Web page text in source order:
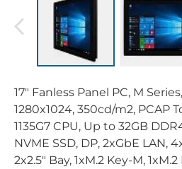
17" Fanless Panel PC, M
1280x1024, 350cd/m2, PCAP
1135G7 CPU, Up to 32GB
NVME SSD, DP, 2xGbE LAN,
2x2.5" Bay, 1xM.2 Key-M,